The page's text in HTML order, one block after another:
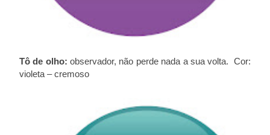
Tô de olho: observador, não perde nada a sua volta. Cor:
violeta – cremoso